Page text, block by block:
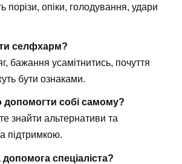
порізи, опіки, голодування, удари
селфхарм?
бажання усамітнитись, почуття
бути ознаками.
собі самому?
знайти альтернативи та
підтримкою.
спеціаліста?